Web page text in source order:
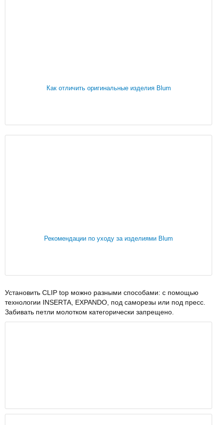
Как отличить оригинальные изделия Blum
Рекомендации по уходу за изделиями Blum
Установить CLIP top можно разными способами: с помощью
технологии INSERTA, EXPANDO, под саморезы или под пресс.
Забивать петли молотком категорически запрещено.